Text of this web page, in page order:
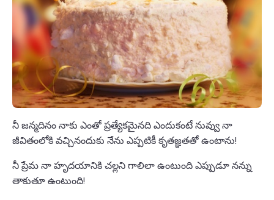
నీ జన్మదినం నాకు ఎంతో ప్రత్యేకమైనది ఎందుకంటే నువ్వు నా
జీవితంలోకి వచ్చినందుకు నేను ఎప్పటికీ కృతజ్ఞతతో ఉంటాను!
నీ ప్రేమ నా హృదయానికి చల్లని గాలిలా ఉంటుంది ఎప్పుడూ నన్ను
తాకుతూ ఉంటుంది!